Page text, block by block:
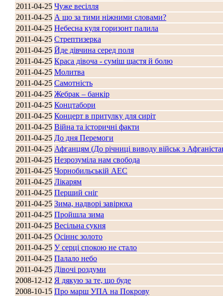
2011-04-25 Чуже весілля
2011-04-25 А що за тими ніжними словами?
2011-04-25 Небесна куля горизонт палила
2011-04-25 Стрептизерка
2011-04-25 Йде дівчина серед поля
2011-04-25 Краса дівоча - суміш щастя й болю
2011-04-25 Молитва
2011-04-25 Самотність
2011-04-25 Жебрак – банкір
2011-04-25 Концтабори
2011-04-25 Концерт в притулку для сиріт
2011-04-25 Війна та історичні факти
2011-04-25 До дня Перемоги
2011-04-25 Афганцям (До річниці виводу військ з
2011-04-25 Незрозуміла нам свобода
2011-04-25 Чорнобильській АЕС
2011-04-25 Лікарям
2011-04-25 Перший сніг
2011-04-25 Зима, надворі завірюха
2011-04-25 Пройшла зима
2011-04-25 Весільна сукня
2011-04-25 Осіннє золото
2011-04-25 У серці спокою не стало
2011-04-25 Палало небо
2011-04-25 Дівочі роздуми
2008-12-12 Я дякую за те, що буде
2008-10-15 Про марш УПА на Покрову